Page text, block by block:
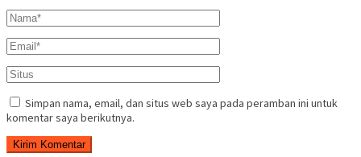
Simpan nama, email, dan situs web saya pada peramban ini untuk
komentar saya berikutnya.